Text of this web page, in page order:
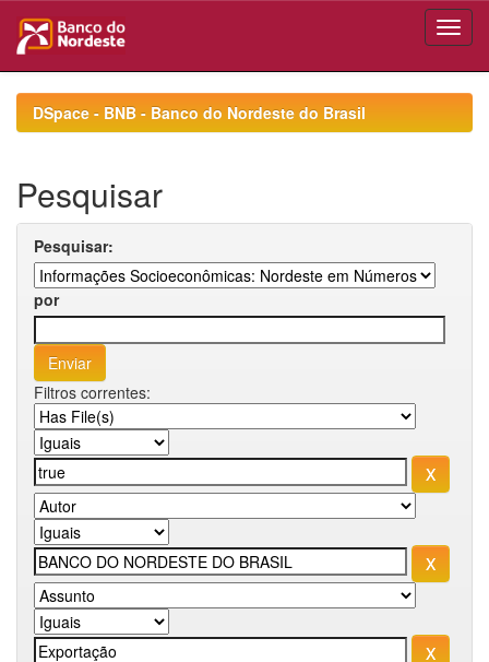
navigationDSpace - BNB - Banco do Nordeste do Brasil
Pesquisar
Pesquisar:
por
Filtros correntes: